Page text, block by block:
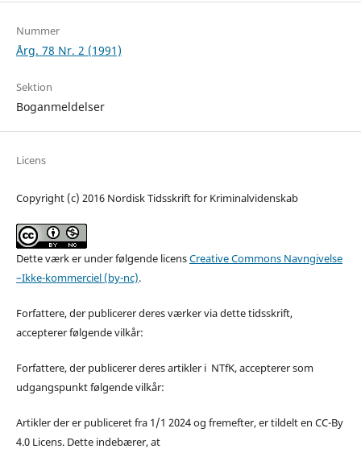
Nummer
Årg. 78 Nr. 2 (1991)
Sektion
Boganmeldelser
Licens
Copyright (c) 2016 Nordisk Tidsskrift for Kriminalvidenskab
Dette værk er under følgende licensCreative Commons Navngivelse
–Ikke-kommerciel (by-nc).
Forfattere, der publicerer deres værker via dette tidsskrift,
accepterer følgende vilkår:
Forfattere, der publicerer deres artikler i NTfK, accepterer som
udgangspunkt følgende vilkår:
Artikler der er publiceret fra 1/1 2024 og fremefter, er tildelt en CC-By
4.0 Licens. Dette indebærer, at